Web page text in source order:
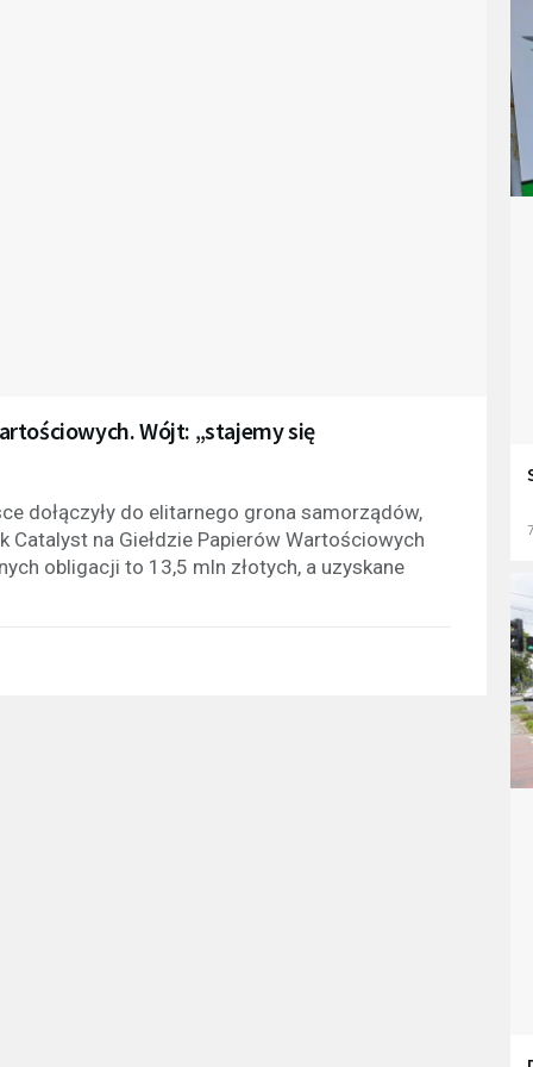
Wójt: „stajemy się
dołączyły do elitarnego grona samorządów,
Catalyst na Giełdzie Papierów Wartościowych
obligacji to 13,5 mln złotych, a uzyskane